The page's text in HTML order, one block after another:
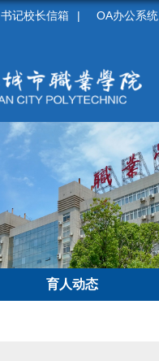
书记校长信箱 | OA办公系统
育人动态